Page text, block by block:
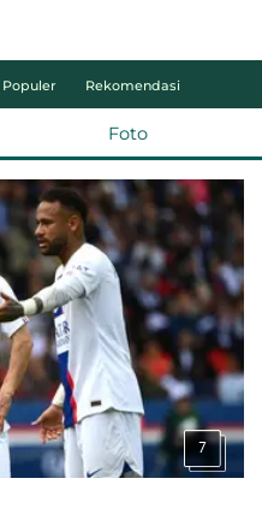
Populer Rekomendasi
Foto
7